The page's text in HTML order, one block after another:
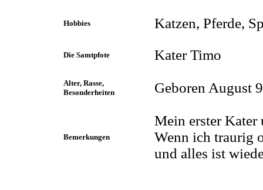
Hobbies Katzen, Pferde,
Die Samtpfote Kater Timo
Alter, Rasse,
Besonderheiten
Geboren August
Bemerkungen
Mein erster
Wenn ich traurig
und alles ist